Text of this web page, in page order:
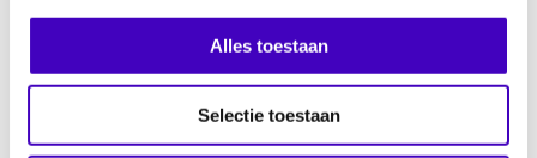
Alles toestaan
Selectie toestaan
Het publieke debat over het recht op zorg als
de capaciteit van de ic’s onder druk komt te
staan, was voor met name ouderen aanleiding
om contact op te nemen met een